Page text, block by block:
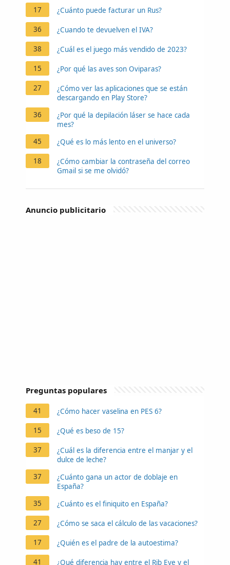
17 ¿Cuánto puede facturar un Rus?
36 ¿Cuando te devuelven el IVA?
38 ¿Cuál es el juego más vendido de 2023?
15 ¿Por qué las aves son Oviparas?
27
¿Cómo ver las aplicaciones que se están
descargando en Play Store?
36
¿Por qué la depilación láser se hace cada
mes?
45
¿Qué es lo más lento en el universo?
18
¿Cómo cambiar la contraseña del correo
Gmail si se me olvidó?
Anuncio publicitario
Preguntas populares
41 ¿Cómo hacer vaselina en PES 6?
15 ¿Qué es beso de 15?
37
¿Cuál es la diferencia entre el manjar y el
dulce de leche?
37
¿Cuánto gana un actor de doblaje en
España?
35
¿Cuánto es el finiquito en España?
27 ¿Cómo se saca el cálculo de las vacaciones?
17 ¿Quién es el padre de la autoestima?
41 ¿Qué diferencia hay entre el Rib Eye y el